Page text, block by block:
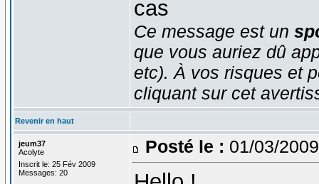
cas
Ce message est un
que vous auriez dû
etc). À vos risques et
cliquant sur cet
Revenir en haut
jeum37
Acolyte
Inscrit le: 25 Fév 2009
Messages: 20
Posté le : 01/03/